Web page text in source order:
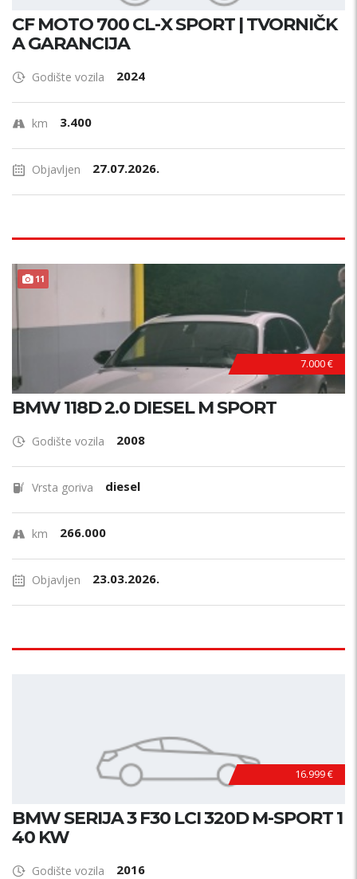
CF MOTO 700 CL-X SPORT | TVORNIČK
A GARANCIJA
Godište vozila 2024
km 3.400
Objavljen 27.07.2026.
11
7.000 €
BMW 118D 2.0 DIESEL M SPORT
Godište vozila 2008
Vrsta goriva diesel
km 266.000
Objavljen 23.03.2026.
16.999 €
BMW SERIJA 3 F30 LCI 320D M-SPORT 1
40 KW
Godište vozila 2016